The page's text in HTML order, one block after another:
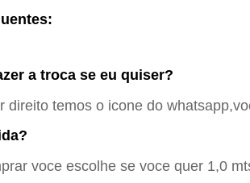
a troca se eu quiser?
direito temos o icone do
voce escolhe se voce quer 1,0